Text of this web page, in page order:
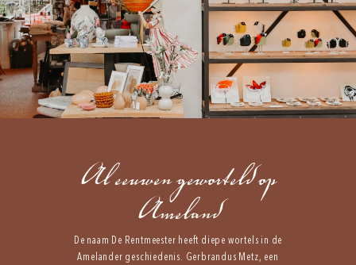
Al eeuwen geworteld op
Ameland
De naam De Rentmeester heeft diepe wortels in de
Amelander geschiedenis. Gerbrandus Metz, een